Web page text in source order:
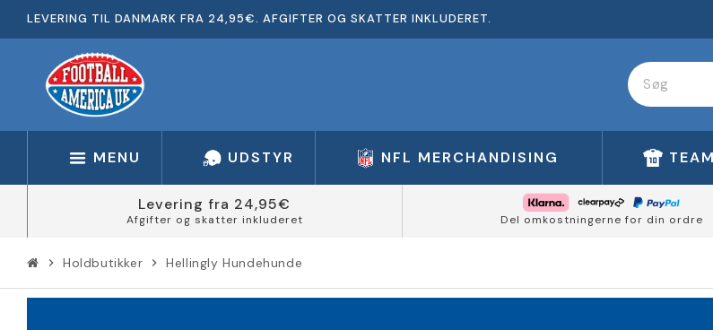
LEVERING TIL DANMARK FRA 24,95€. AFGIFTER OG SKATTER INKLUDERET.
MENU UDSTYR NFL MERCHANDISING
Levering fra 24,95€
Afgifter og skatter inkluderet Del omkostningerne for din ordre
chevron_right Holdbutikker chevron_right Hellingly Hundehunde